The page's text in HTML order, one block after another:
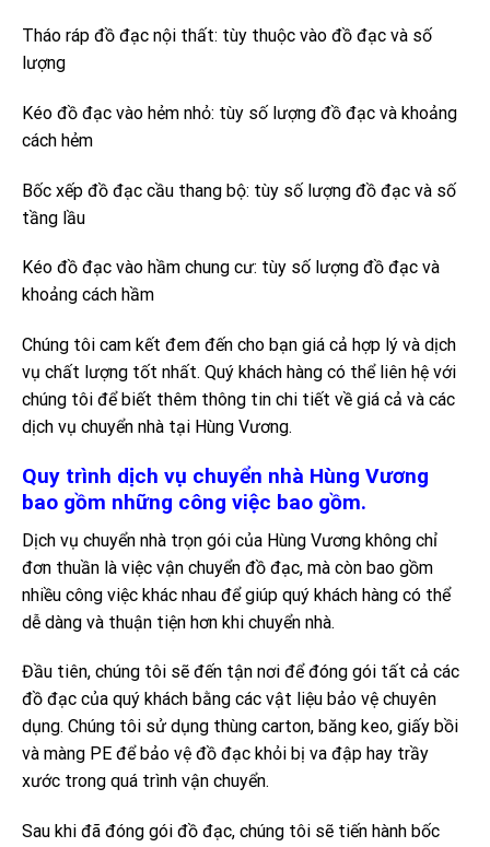
Tháo ráp đồ đạc nội thất: tùy thuộc vào đồ đạc và số
lượng
Kéo đồ đạc vào hẻm nhỏ: tùy số lượng đồ đạc và khoảng
cách hẻm
Bốc xếp đồ đạc cầu thang bộ: tùy số lượng đồ đạc và số
tầng lầu
Kéo đồ đạc vào hầm chung cư: tùy số lượng đồ đạc và
khoảng cách hầm
Chúng tôi cam kết đem đến cho bạn giá cả hợp lý và dịch
vụ chất lượng tốt nhất. Quý khách hàng có thể liên hệ với
chúng tôi để biết thêm thông tin chi tiết về giá cả và các
dịch vụ chuyển nhà tại Hùng Vương.
Quy trình dịch vụ chuyển nhà Hùng Vương
bao gồm những công việc bao gồm.
Dịch vụ chuyển nhà trọn gói của Hùng Vương không chỉ
đơn thuần là việc vận chuyển đồ đạc, mà còn bao gồm
nhiều công việc khác nhau để giúp quý khách hàng có thể
dễ dàng và thuận tiện hơn khi chuyển nhà.
Đầu tiên, chúng tôi sẽ đến tận nơi để đóng gói tất cả các
đồ đạc của quý khách bằng các vật liệu bảo vệ chuyên
dụng. Chúng tôi sử dụng thùng carton, băng keo, giấy bồi
và màng PE để bảo vệ đồ đạc khỏi bị va đập hay trầy
xước trong quá trình vận chuyển.
Sau khi đã đóng gói đồ đạc, chúng tôi sẽ tiến hành bốc